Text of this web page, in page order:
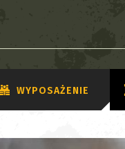
WYPOSAŻENIE